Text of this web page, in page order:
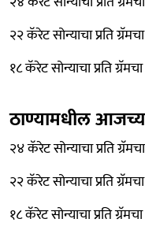
२२ कॅरेट सोन्याचा प्रति
१८ कॅरेट सोन्याचा प्रति
ठाण्यामधील
२४ कॅरेट सोन्याचा प्रति
२२ कॅरेट सोन्याचा प्रति
१८ कॅरेट सोन्याचा प्रति